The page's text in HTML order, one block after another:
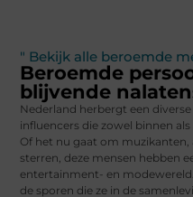
" Bekijk alle beroemde
Beroemde
blijvende
Nederland herbergt een
influencers die zowel binnen
Of het nu gaat om muzikanten,
sterren, deze mensen hebben
entertainment- en
de sporen die ze in de